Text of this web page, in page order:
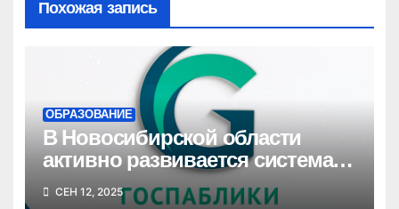
Похожая запись
ОБРАЗОВАНИЕ
В Новосибирской области
активно развивается система
госпабликов для создания
СЕН 12, 2025